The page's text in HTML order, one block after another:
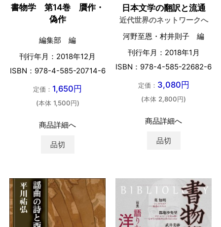
書物学 第14巻 贋作・
偽作
編集部 編
刊行年月：2018年12月
ISBN：978-4-585-20714-6
定価： 1,650円
(本体 1,500円)
商品詳細へ
品切
日本文学の翻訳と流通
近代世界のネットワークへ
河野至恩・村井則子 編
刊行年月：2018年1月
ISBN：978-4-585-22682-6
定価： 3,080円
(本体 2,800円)
商品詳細へ
品切